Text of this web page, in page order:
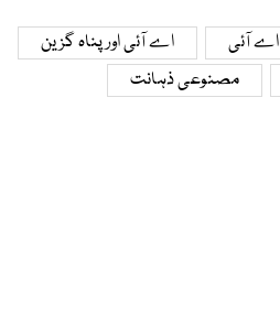
اے آئی
اے آئی اور پناہ گزین
مصنوعی ذہانت